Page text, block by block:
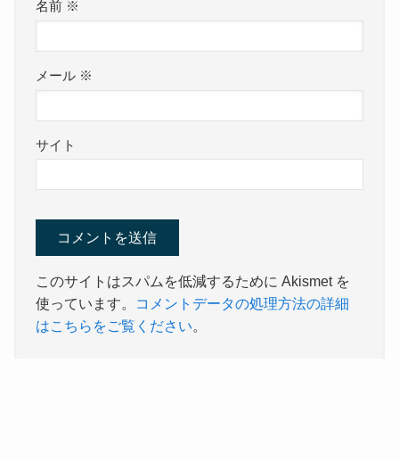
名前 ※
メール ※
サイト
このサイトはスパムを低減するために Akismet を
使っています。
コメントデータの処理方法の詳細
はこちらをご覧ください。